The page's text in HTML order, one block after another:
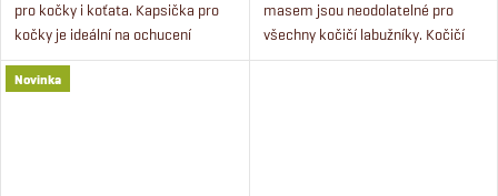
pro kočky i koťata. Kapsička pro
kočky je ideální na ochucení
každodenního jídla nebo i jako
zpestření mezi jídly.
masem jsou neodolatelné pro
všechny kočičí labužníky. Kočičí
krémová kapsička je ideální jako
Novinka